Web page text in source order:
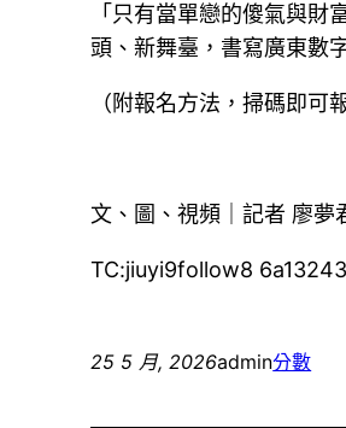
「只有當單戀的傻氣與
頭、新舞臺，書寫廣東數
（附報名方法，掃碼即可
文、圖、視頻｜記者 廖夢
TC:jiuyi9follow8
25 5 月, 2026admin分數